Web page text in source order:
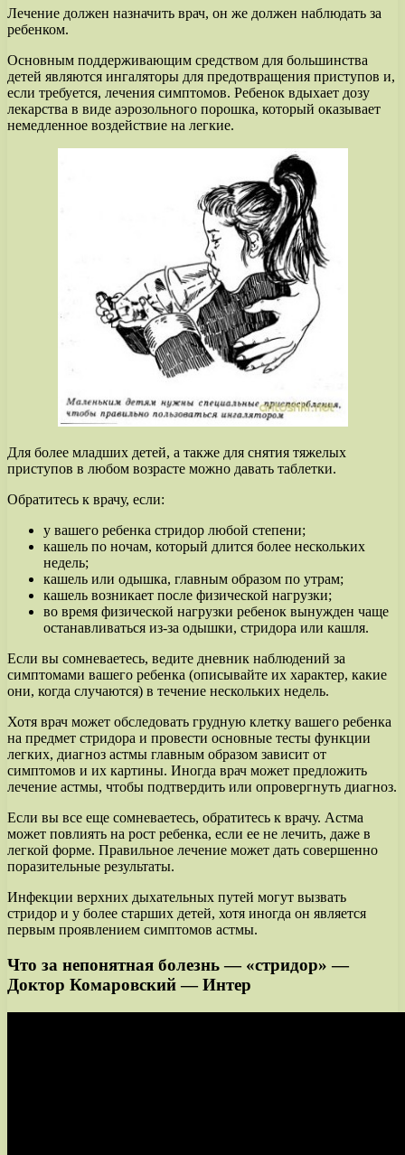
Лечение должен назначить врач, он же должен наблюдать за
ребенком.
Основным поддерживающим средством для большинства
детей являются ингаляторы для предотвращения приступов и,
если требуется, лечения симптомов. Ребенок вдыхает дозу
лекарства в виде аэрозольного порошка, который оказывает
немедленное воздействие на легкие.
Для более младших детей, а также для снятия тяжелых
приступов в любом возрасте можно давать таблетки.
Обратитесь к врачу, если:
у вашего ребенка стридор любой степени;
кашель по ночам, который длится более нескольких
недель;
кашель или одышка, главным образом по утрам;
кашель возникает после физической нагрузки;
во время физической нагрузки ребенок вынужден чаще
останавливаться из-за одышки, стридора или кашля.
Если вы сомневаетесь, ведите дневник наблюдений за
симптомами вашего ребенка (описывайте их характер, какие
они, когда случаются) в течение нескольких недель.
Хотя врач может обследовать грудную клетку вашего ребенка
на предмет стридора и провести основные тесты функции
легких, диагноз астмы главным образом зависит от
симптомов и их картины. Иногда врач может предложить
лечение астмы, чтобы подтвердить или опровергнуть диагноз.
Если вы все еще сомневаетесь, обратитесь к врачу. Астма
может повлиять на рост ребенка, если ее не лечить, даже в
легкой форме. Правильное лечение может дать совершенно
поразительные результаты.
Инфекции верхних дыхательных путей могут вызвать
стридор и у более старших детей, хотя иногда он является
первым проявлением симптомов астмы.
Что за непонятная болезнь — «стридор» —
Доктор Комаровский — Интер